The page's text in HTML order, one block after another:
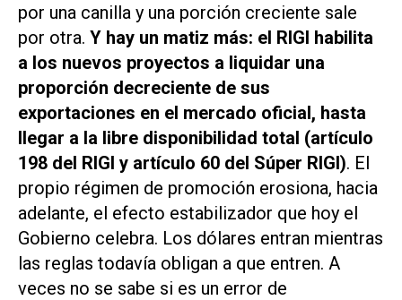
por una canilla y una porción creciente sale
por otra. Y hay un matiz más: el RIGI habilita
a los nuevos proyectos a liquidar una
proporción decreciente de sus
exportaciones en el mercado oficial, hasta
llegar a la libre disponibilidad total (artículo
198 del RIGI y artículo 60 del Súper RIGI). El
propio régimen de promoción erosiona, hacia
adelante, el efecto estabilizador que hoy el
Gobierno celebra. Los dólares entran mientras
las reglas todavía obligan a que entren. A
veces no se sabe si es un error de